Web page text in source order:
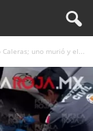
Caleras; uno murió y el...